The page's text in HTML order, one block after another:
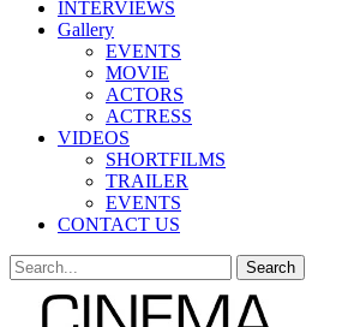
INTERVIEWS
Gallery
EVENTS
MOVIE
ACTORS
ACTRESS
VIDEOS
SHORTFILMS
TRAILER
EVENTS
CONTACT US